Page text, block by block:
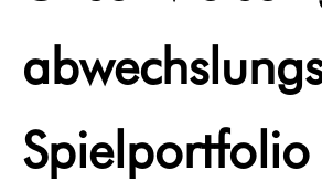
Spielportfolio